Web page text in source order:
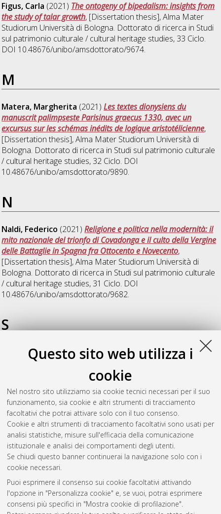
Questo sito web utilizza i
cookie
Nel nostro sito utilizziamo sia cookie tecnici necessari per il suo
funzionamento, sia cookie e altri strumenti di tracciamento
facoltativi che potrai attivare solo con il tuo consenso.
Cookie e altri strumenti di tracciamento facoltativi sono usati per
analisi statistiche, misure sull'efficacia della comunicazione
istituzionale e analisi dei comportamenti degli utenti.
Se chiudi questo banner continuerai la navigazione solo con i
cookie necessari.
Puoi esprimere il consenso sui cookie facoltativi attivando
l'opzione in "Personalizza cookie" e, se vuoi, potrai esprimere
consensi più specifici in "Mostra cookie di profilazione".
Figus, Carla (2021) The ontogeny of bipedalism: insights from
the study of talar growth, [Dissertation thesis], Alma Mater
Studiorum Università di Bologna. Dottorato di ricerca in Studi
sul patrimonio culturale / cultural heritage studies, 33 Ciclo.
DOI 10.48676/unibo/amsdottorato/9674.
M
Matera, Margherita (2021)Les textes dionysiens du
manuscrit palimpseste Parisinus graecus 1330, avec un
excursus sur les schémas inédits de logique aristotélicienne,
[Dissertation thesis], Alma Mater Studiorum Università di
Bologna. Dottorato di ricerca in Studi sul patrimonio culturale
/ cultural heritage studies, 32 Ciclo. DOI
10.48676/unibo/amsdottorato/9890.
N
Naldi, Federico (2021)Religione e politica nella modernità: il
mito nazionale del trionfo di Covadonga e il culto della Vergine
delle Battaglie in Spagna fra Ottocento e Novecento,
[Dissertation thesis], Alma Mater Studiorum Università di
Bologna. Dottorato di ricerca in Studi sul patrimonio culturale
/ cultural heritage studies, 31 Ciclo. DOI
10.48676/unibo/amsdottorato/9682.
S
Shao, Kangchunzi(2021)A history and development of
conservation and restoration in Europe and in China,
[Dissertation thesis], Alma Mater Studiorum Università di
Bologna. Dottorato di ricerca inStudi sul patrimonio culturale
/ cultural heritage studies, 31 Ciclo. DOI
10.6092/unibo/amsdottorato/9506.
Questa lista e' stata generata ilSat Aug 8 20:41:06 2026
Atom
Rss 1.0
Rss 2.0